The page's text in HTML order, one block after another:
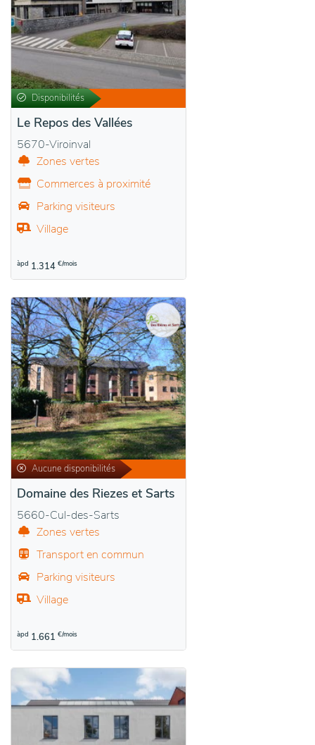
Disponibilités
Le Repos des Vallées
5670-Viroinval
Zones vertes
Commerces à proximité
Parking visiteurs
Village
àpd 1.314 €/mois
Aucune disponibilités
Domaine des Riezes et Sarts
5660-Cul-des-Sarts
Zones vertes
Transport en commun
Parking visiteurs
Village
àpd 1.661 €/mois